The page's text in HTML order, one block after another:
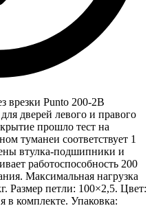
врезки Punto 200-2B
дверей левого и правого
прошло тест на
туманеи соответствует 1
втулка-подшипники и
работоспособность 200
Максимальная нагрузка
Размер петли: 100×2,5. Цвет:
в комплекте. Упаковка: